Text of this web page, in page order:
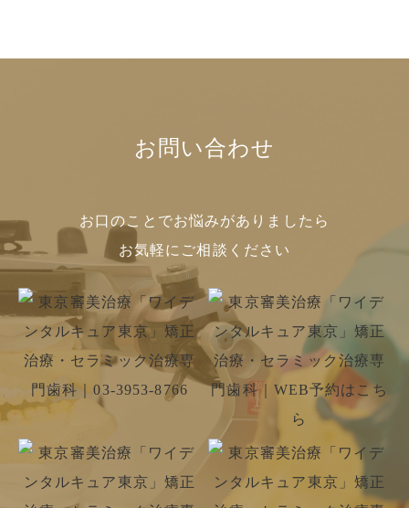
お問い合わせ
お口のことでお悩みがありましたら
お気軽にご相談ください